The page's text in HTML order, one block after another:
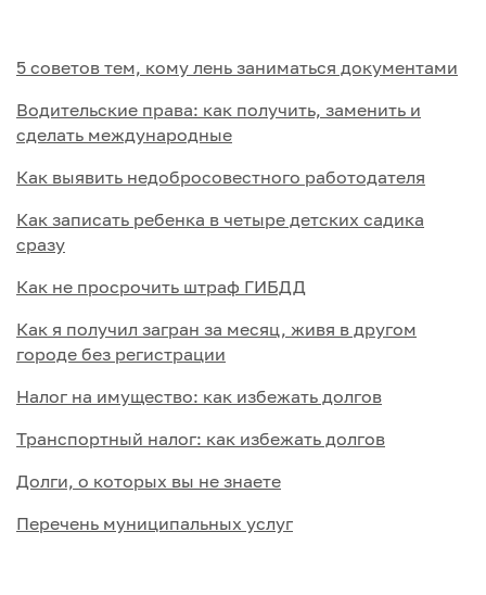
5 советов тем, кому лень заниматься документами
Водительские права: как получить, заменить и
сделать международные
Как выявить недобросовестного работодателя
Как записать ребенка в четыре детских садика
сразу
Как не просрочить штраф ГИБДД
Как я получил загран за месяц, живя в другом
городе без регистрации
Налог на имущество: как избежать долгов
Транспортный налог: как избежать долгов
Долги, о которых вы не знаете
Перечень муниципальных услуг